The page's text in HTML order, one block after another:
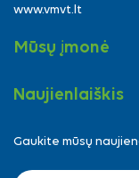
www.vmvt.lt
Mūsų įmonė
Naujienlaiškis
Gaukite mūsų